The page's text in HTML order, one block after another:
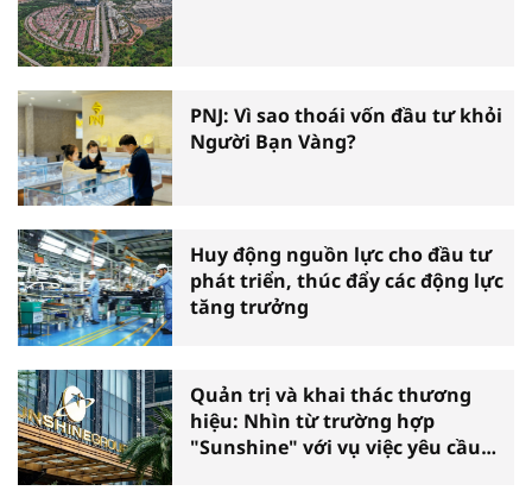
PNJ: Vì sao thoái vốn đầu tư khỏi
Người Bạn Vàng?
Huy động nguồn lực cho đầu tư
phát triển, thúc đẩy các động lực
tăng trưởng
Quản trị và khai thác thương
hiệu: Nhìn từ trường hợp
"Sunshine" với vụ việc yêu cầu